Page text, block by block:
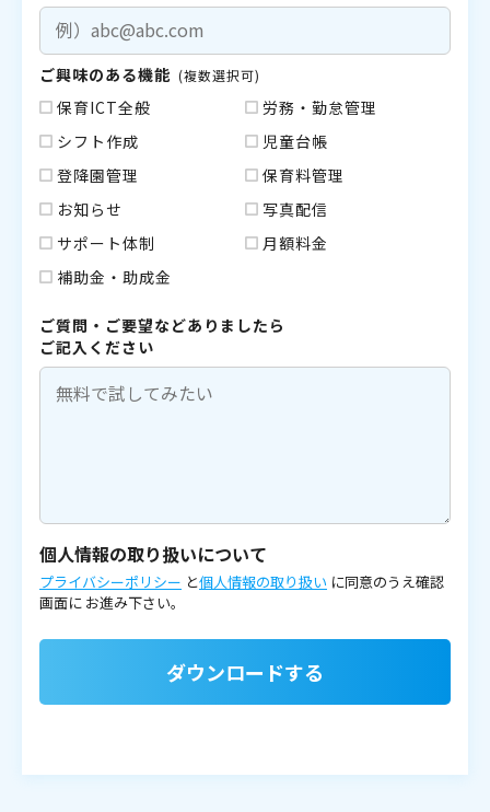
ご興味のある機能 (複数選択可)
保育ICT全般
労務・勤怠管理
シフト作成
児童台帳
登降園管理
保育料管理
お知らせ
写真配信
サポート体制
月額料金
補助金・助成金
ご質問・ご要望などありましたら
ご記入ください
個人情報の取り扱いについて
プライバシーポリシー と個人情報の取り扱い に同意のうえ確認
画面に お進み下さい。
ダウンロードする